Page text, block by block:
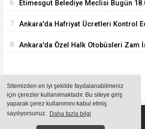
Sitemizden en iyi şekilde faydalanabilmeniz
için çerezler kullanılmaktadır. Bu siteye giriş
yaparak çerez kullanımını kabul etmiş
sayılıyorsunuz. Daha fazla bilgi
6. Etimesgut Belediye Meclisi Bugün
7. Ankara'da Hafriyat Ücretleri Kontrol
8. Ankara'da Özel Halk Otobüsleri Zam